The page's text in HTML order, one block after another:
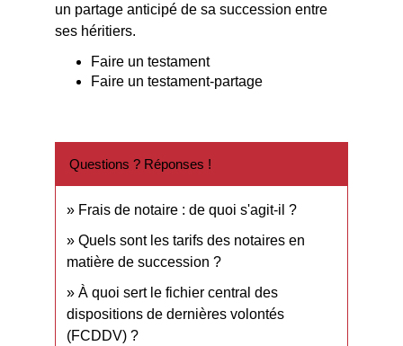
un partage anticipé de sa succession entre
ses héritiers.
Faire un testament
Faire un testament-partage
Questions ? Réponses !
Frais de notaire : de quoi s'agit-il ?
Quels sont les tarifs des notaires en
matière de succession ?
À quoi sert le fichier central des
dispositions de dernières volontés
(FCDDV) ?